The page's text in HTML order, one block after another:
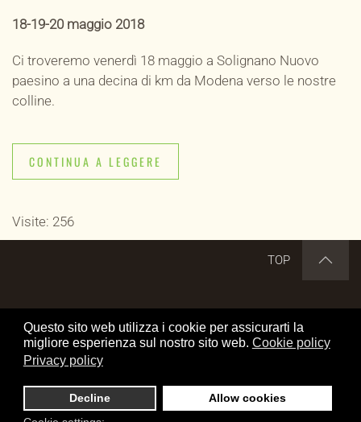
Questo sito web utilizza i cookie per assicurarti la
migliore esperienza sul nostro sito web. Cookie policy
Privacy policy
Decline
Allow cookies
18-19-20 maggio 2018
Ci troveremo venerdì 18 maggio a Solignano Nuovo
paesino a una decina di km da Modena verso le nostre
colline.
CONTINUA A LEGGERE
Visite: 256
TOP
PRIVACY POLICY
OFFRICI UN CAFFE'
www.transalp.it by Elio Mangraviti is